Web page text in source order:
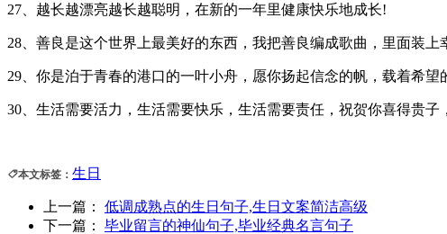
27、越长越漂亮越长越聪明，在新的一年里健康快乐地成长!
28、善良是这个世界上最美好的东西，我把善良编成歌曲，里面装
29、你是泊于青春的港口的一叶小舟，愿你扬起信念的帆，载着希望
30、生活需要活力，生活需要快乐，生活需要责任，祝贺你喜得贵
本文标签： 生日
上一篇：
低调成熟点的生日句子,生日文案简洁高级
下一篇：
毕业留言的神仙句子,毕业经典名言句子